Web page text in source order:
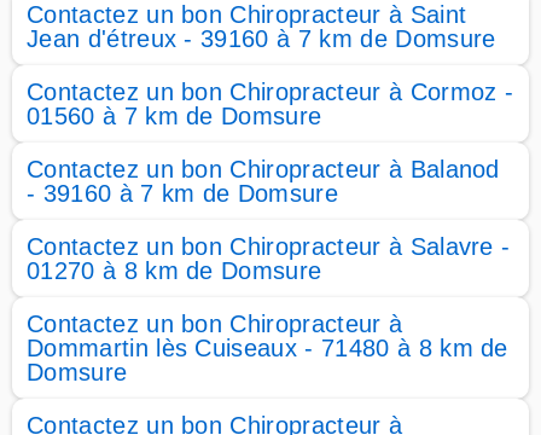
Contactez un bon Chiropracteur à Saint
Jean d'étreux - 39160 à 7 km de Domsure
Contactez un bon Chiropracteur à Cormoz -
01560 à 7 km de Domsure
Contactez un bon Chiropracteur à Balanod
- 39160 à 7 km de Domsure
Contactez un bon Chiropracteur à Salavre -
01270 à 8 km de Domsure
Contactez un bon Chiropracteur à
Dommartin lès Cuiseaux - 71480 à 8 km de
Domsure
Contactez un bon Chiropracteur à